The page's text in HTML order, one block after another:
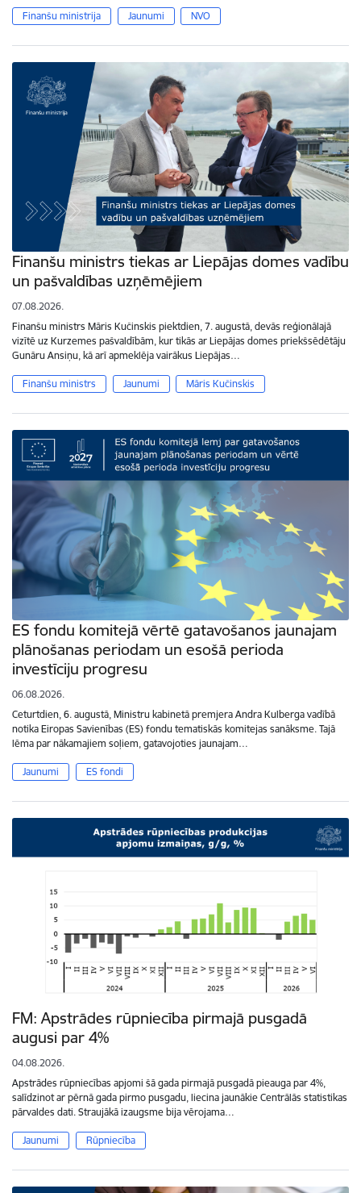
Finanšu ministrija Jaunumi NVO
Finanšu ministrs tiekas ar Liepājas domes vadību
un pašvaldības uzņēmējiem
07.08.2026.
Finanšu ministrs Māris Kučinskis piektdien, 7. augustā, devās reģionālajā
vizītē uz Kurzemes pašvaldībām, kur tikās ar Liepājas domes priekšsēdētāju
Gunāru Ansiņu, kā arī apmeklēja vairākus Liepājas…
Finanšu ministrs Jaunumi Māris Kučinskis
ES fondu komitejā vērtē gatavošanos jaunajam
plānošanas periodam un esošā perioda
investīciju progresu
06.08.2026.
Ceturtdien, 6. augustā, Ministru kabinetā premjera Andra Kulberga vadībā
notika Eiropas Savienības (ES) fondu tematiskās komitejas sanāksme. Tajā
lēma par nākamajiem soļiem, gatavojoties jaunajam…
Jaunumi ES fondi
FM: Apstrādes rūpniecība pirmajā pusgadā
augusi par 4%
04.08.2026.
Apstrādes rūpniecības apjomi šā gada pirmajā pusgadā pieauga par 4%,
salīdzinot ar pērnā gada pirmo pusgadu, liecina jaunākie Centrālās statistikas
pārvaldes dati. Straujākā izaugsme bija vērojama…
Jaunumi Rūpniecība